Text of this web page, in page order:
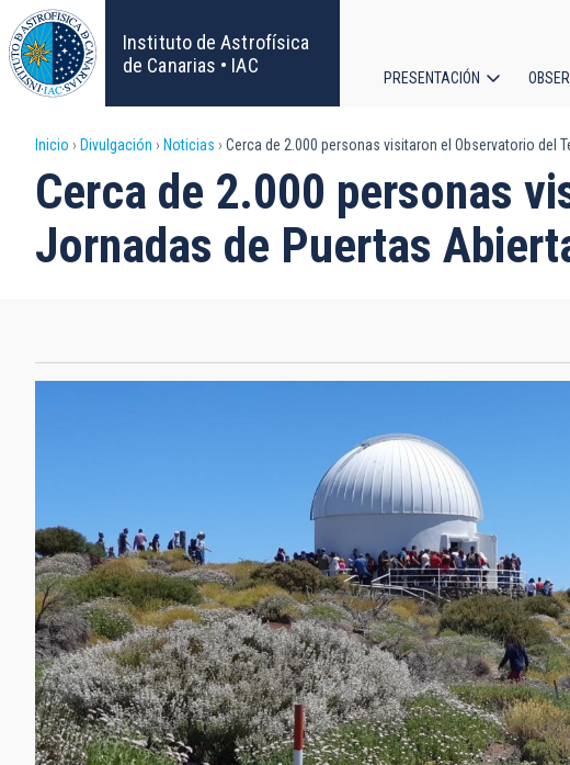
Pasar
al
contenido
principal
Instituto de Astrofísica
de Canarias • IAC
PRESENTACIÓN
Sobrescribir
enlaces
de
a
Inicio Divulgación Noticias Cerca de 2.000 personas visitaron el Observatorio del
Cerca de 2.000 personas
Jornadas de Puertas